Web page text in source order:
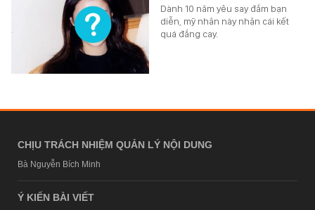
Dành 10 năm yêu say đắm bạn
diễn, mỹ nhân này nhận cái kết
quá đắng cay.
CHỊU TRÁCH NHIỆM QUẢN LÝ NỘI DUNG
Bà Nguyễn Bích Minh
Ý KIẾN BÀI VIẾT